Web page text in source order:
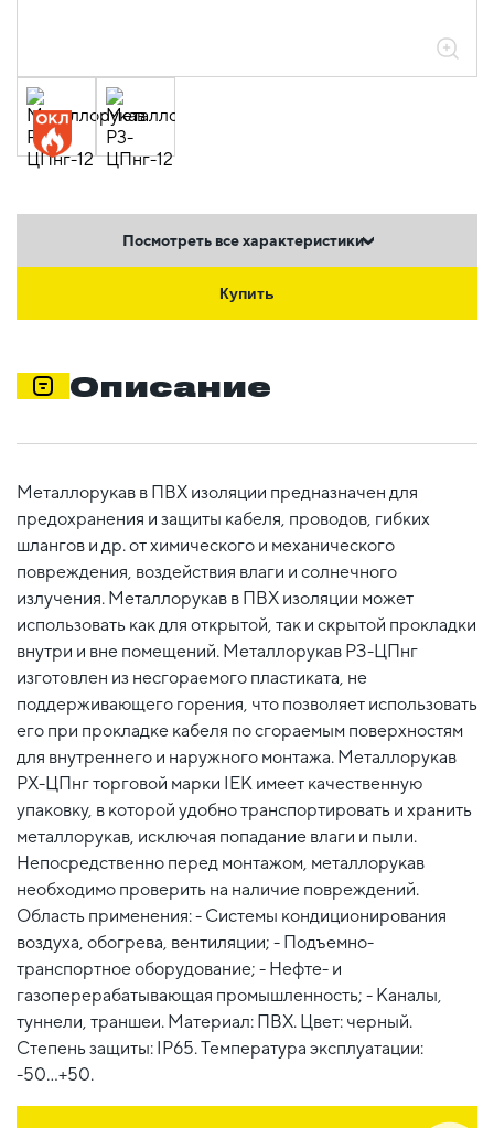
Посмотреть все характеристики
Купить
Описание
Металлорукав в ПВХ изоляции предназначен для
предохранения и защиты кабеля, проводов, гибких
шлангов и др. от химического и механического
повреждения, воздействия влаги и солнечного
излучения. Металлорукав в ПВХ изоляции может
использовать как для открытой, так и скрытой прокладки
внутри и вне помещений. Металлорукав РЗ-ЦПнг
изготовлен из несгораемого пластиката, не
поддерживающего горения, что позволяет использовать
его при прокладке кабеля по сгораемым поверхностям
для внутреннего и наружного монтажа. Металлорукав
РХ-ЦПнг торговой марки IEK имеет качественную
упаковку, в которой удобно транспортировать и хранить
металлорукав, исключая попадание влаги и пыли.
Непосредственно перед монтажом, металлорукав
необходимо проверить на наличие повреждений.
Область применения: - Системы кондиционирования
воздуха, обогрева, вентиляции; - Подъемно-
транспортное оборудование; - Нефте- и
газоперерабатывающая промышленность; - Каналы,
туннели, траншеи. Материал: ПВХ. Цвет: черный.
Степень защиты: IP65. Температура эксплуатации:
-50...+50.